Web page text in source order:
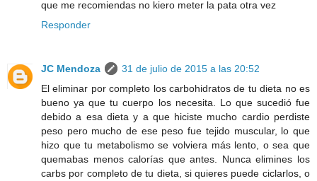
que me recomiendas no kiero meter la pata otra vez
Responder
JC Mendoza
31 de julio de 2015 a las 20:52
El eliminar por completo los carbohidratos de tu dieta no es
bueno ya que tu cuerpo los necesita. Lo que sucedió fue
debido a esa dieta y a que hiciste mucho cardio perdiste
peso pero mucho de ese peso fue tejido muscular, lo que
hizo que tu metabolismo se volviera más lento, o sea que
quemabas menos calorías que antes. Nunca elimines los
carbs por completo de tu dieta, si quieres puede ciclarlos, o